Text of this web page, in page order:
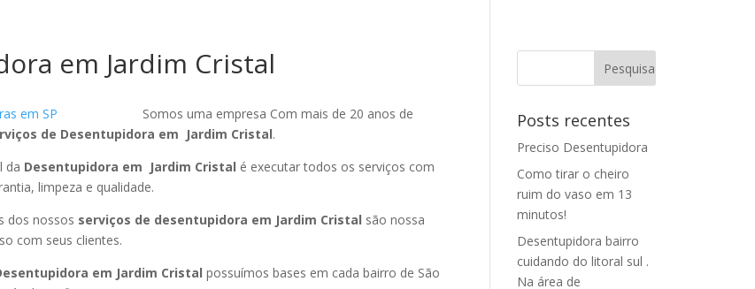
em Jardim Cristal
Somos uma empresa Com mais de 20 anos de
de Desentupidora em Jardim Cristal.
da Desentupidora em Jardim Cristal é executar todos os serviços com
limpeza e qualidade.
dos nossos serviços de desentupidora em Jardim Cristal são nossa
com seus clientes.
em Jardim Cristal possuímos bases em cada bairro de São
Posts recentes
Preciso Desentupidora
Como tirar o cheiro
ruim do vaso em 13
minutos!
Desentupidora bairro
cuidando do litoral sul .
Na área de